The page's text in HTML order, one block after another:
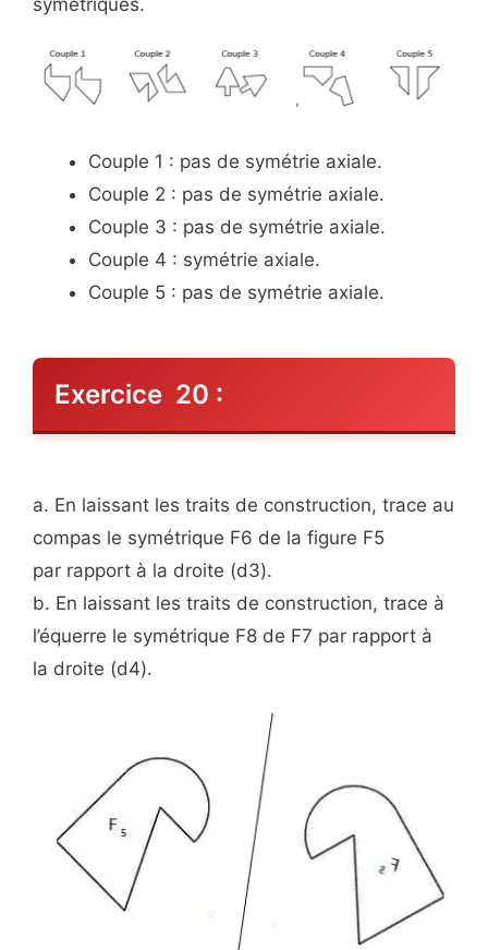
Couple 1 : pas de symétrie axiale.
Couple 2 : pas de symétrie axiale.
Couple 3 : pas de symétrie axiale.
Couple 4 : symétrie axiale.
Couple 5 : pas de symétrie axiale.
Exercice 20 :
a. En laissant les traits de construction, trace au
compas le symétrique F6 de la figure F5
par rapport à la droite (d3).
b. En laissant les traits de construction, trace à
l’équerre le symétrique F8 de F7 par rapport à
la droite (d4).